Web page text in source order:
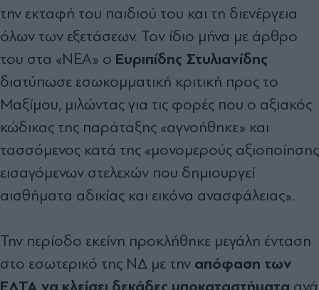
την εκταφή του παιδιού του και τη διενέργεια
όλων των εξετάσεων. Τον ίδιο μήνα με άρθρο
του στα «ΝΕΑ» ο Ευριπίδης Στυλιανίδης
διατύπωσε εσωκομματική κριτική προς το
Μαξίμου, μιλώντας για τις φορές που ο αξιακός
κώδικας της παράταξης «αγνοήθηκε» και
τασσόμενος κατά της «μονομερούς αξιοποίησης
εισαγόμενων στελεχών που δημιουργεί
αισθήματα αδικίας και εικόνα ανασφάλειας».
Την περίοδο εκείνη προκλήθηκε μεγάλη ένταση
στο εσωτερικό της ΝΔ με την απόφαση των
ανά